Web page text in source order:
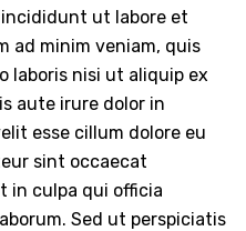
ut labore et
ad minim veniam, quis
laboris nisi ut aliquip ex
aute irure dolor in
esse cillum dolore eu
sint occaecat
in culpa qui officia
Sed ut perspiciatis